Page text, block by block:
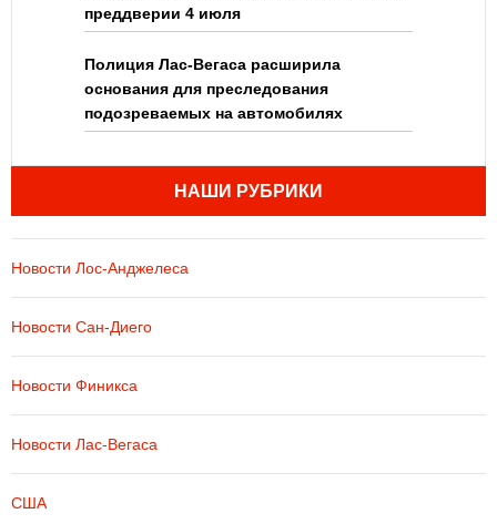
преддверии 4 июля
Полиция Лас-Вегаса расширила
основания для преследования
подозреваемых на автомобилях
НАШИ РУБРИКИ
Новости Лос-Анджелеса
Новости Сан-Диего
Новости Финикса
Новости Лас-Вегаса
США